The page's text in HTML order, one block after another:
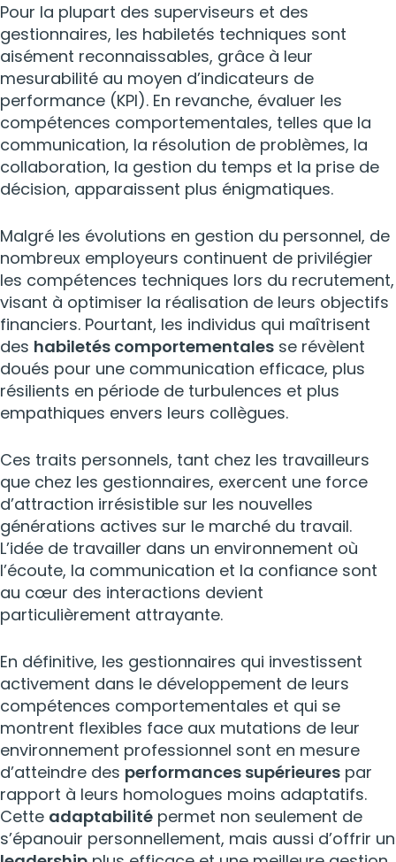
Pour la plupart des superviseurs et des
gestionnaires, les habiletés techniques sont
aisément reconnaissables, grâce à leur
mesurabilité au moyen d’indicateurs de
performance (KPI). En revanche, évaluer les
compétences comportementales, telles que la
communication, la résolution de problèmes, la
collaboration, la gestion du temps et la prise de
décision, apparaissent plus énigmatiques.
Malgré les évolutions en gestion du personnel, de
nombreux employeurs continuent de privilégier
les compétences techniques lors du recrutement,
visant à optimiser la réalisation de leurs objectifs
financiers. Pourtant, les individus qui maîtrisent
des habiletés comportementales se révèlent
doués pour une communication efficace, plus
résilients en période de turbulences et plus
empathiques envers leurs collègues.
Ces traits personnels, tant chez les travailleurs
que chez les gestionnaires, exercent une force
d’attraction irrésistible sur les nouvelles
générations actives sur le marché du travail.
L’idée de travailler dans un environnement où
l’écoute, la communication et la confiance sont
au cœur des interactions devient
particulièrement attrayante.
En définitive, les gestionnaires qui investissent
activement dans le développement de leurs
compétences comportementales et qui se
montrent flexibles face aux mutations de leur
environnement professionnel sont en mesure
d’atteindre des performances supérieures par
rapport à leurs homologues moins adaptatifs.
Cette adaptabilité permet non seulement de
s’épanouir personnellement, mais aussi d’offrir un